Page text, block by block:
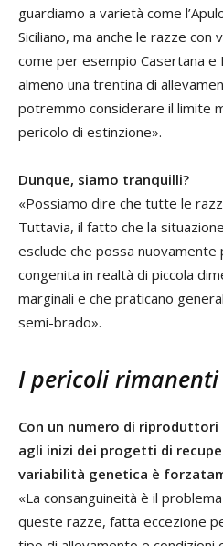
guardiamo a varietà come
Siciliano, ma anche le razze
come per esempio Casertana e
almeno una trentina di
potremmo considerare il limite
pericolo di estinzione».
Dunque, siamo tranquilli?
«Possiamo dire che tutte le
Tuttavia, il fatto che la
esclude che possa
congenita in realtà di piccola
marginali e che praticano
semi-brado».
I pericoli rimanenti
Con un numero di
agli inizi dei progetti di
variabilità genetica è
«La consanguineità è il
queste razze, fatta eccezione